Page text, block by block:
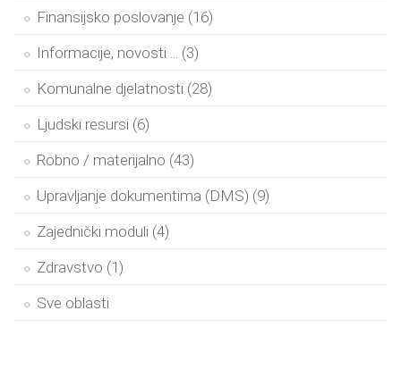
Finansijsko poslovanje (16)
Informacije, novosti ... (3)
Komunalne djelatnosti (28)
Ljudski resursi (6)
Robno / materijalno (43)
Upravljanje dokumentima (DMS) (9)
Zajednički moduli (4)
Zdravstvo (1)
Sve oblasti